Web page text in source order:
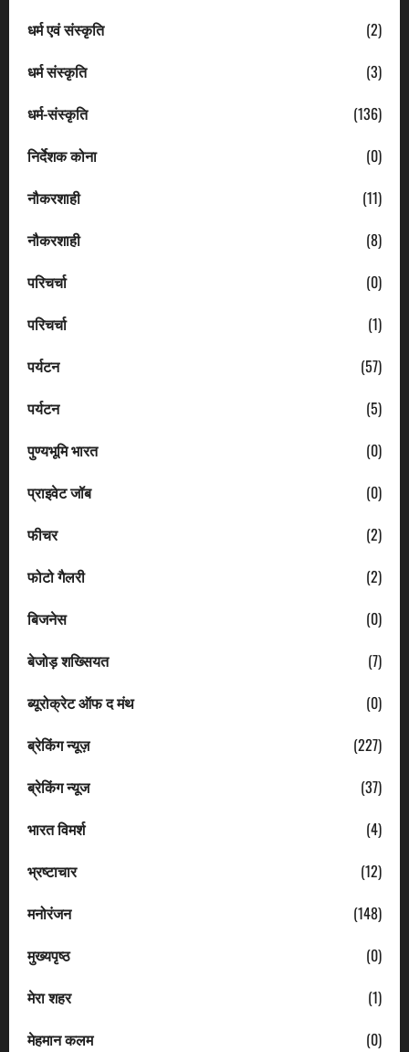
धर्म एवं संस्कृति
(2)
धर्म संस्कृति
(3)
धर्म-संस्कृति
(136)
निर्देशक कोना
(0)
नौकरशाही
(11)
नौकरशाही
(8)
परिचर्चा
(0)
परिचर्चा
(1)
पर्यटन
(57)
पर्यटन
(5)
पुण्यभूमि भारत
(0)
प्राइवेट जॉब
(0)
फीचर
(2)
फोटो गैलरी
(2)
बिजनेस
(0)
बेजोड़ शख्सियत
(7)
ब्यूरोक्रेट ऑफ द मंथ
(0)
ब्रेकिंग न्यूज़
(227)
ब्रेकिंग न्यूज
(37)
भारत विमर्श
(4)
भ्रष्टाचार
(12)
मनोरंजन
(148)
मुख्यपृष्ठ
(0)
मेरा शहर
(1)
मेहमान कलम
(0)